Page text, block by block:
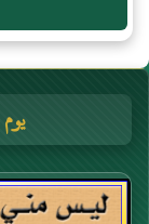
يوم